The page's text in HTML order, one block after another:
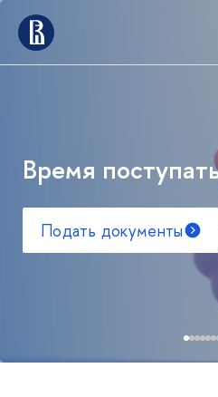
Время
Подать документы